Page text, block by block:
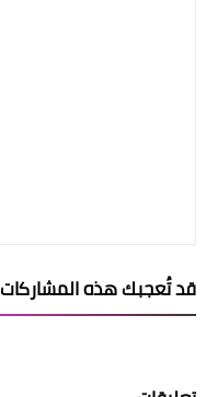
قد تُعجبك هذه المشاركات